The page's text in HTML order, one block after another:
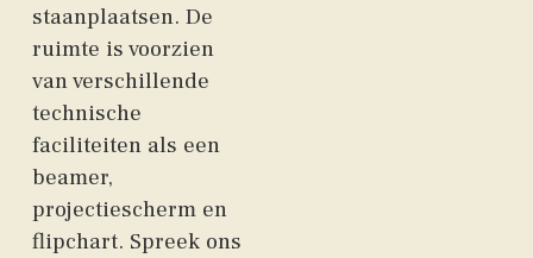
staanplaatsen. De
ruimte is voorzien
van verschillende
technische
faciliteiten als een
beamer,
projectiescherm en
flipchart. Spreek ons